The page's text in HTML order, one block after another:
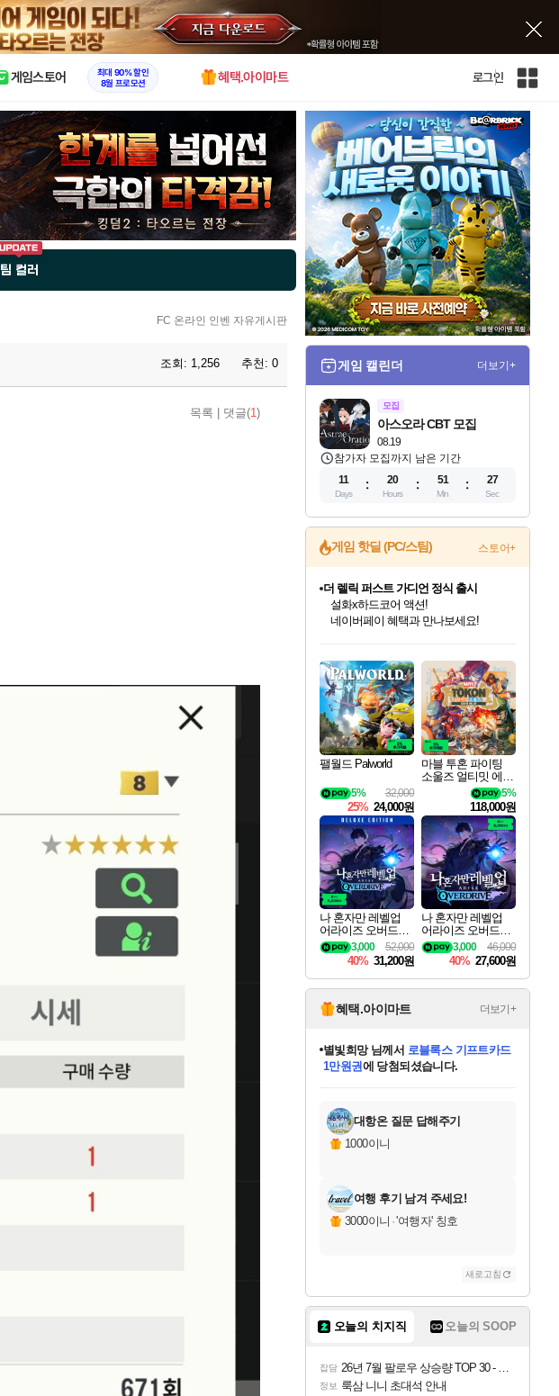
X
게임스토어
최대 90% 할인
8월 프로모션
혜택.아이마트 로그인
인
사
이
트
맵
팀 컬러
FC 온라인 인벤 자유게시판
조회: 1,256 추천: 0
목록 댓글(1)
게임 캘린더 더보기+
모집
08.19
아스오라 CBT 모집
참가자 모집까지 남은 기간
11
Days
20
Hours
51
Min
26
Sec
게임 핫딜 (PC/스팀) 스토어+
최대 90% 할인가를 만나보세요!
네이버혜택과 함께 만나보세요!
50%할인&추가 적립까지!
네이버 포인트 혜택까지!
이니&베니 혜택까지!
네이버 혜택가와 함께 예약하세요!
할인&네이버혜택으로 만나보세요!
더 렐릭 퍼스트 가디언 정식 출시
설화x하드코어 액션!
네이버페이 혜택과 만나보세요!
40주년 프로모션으로 만나보세요!
할인가에 만나보세요!
일부 에디션 상시 할인!
혜택으로 예약 판매 중
편안하게 충전하세요
팰월드 Palworld
32,000
5%
25% 24,000원
마블 투혼 파이팅
소울즈 얼티밋 에디
션 MARVEL Tokon
Fighting Souls Ultima
te Edition
5%
118,000원
나 혼자만 레벨업
어라이즈 오버드라
이브 디럭스 에디션
Solo Leveling Arise
Overdrive Deluxe Edi
tion
52,000
3,000
40% 31,200원
나 혼자만 레벨업
어라이즈 오버드라
이브 Solo Leveling A
rise
46,000
3,000
40% 27,600원
혜택.아이마트 더보기+
교환.
당첨되셨습니다.
당첨되셨습니다.
당첨되셨습니다.
별빛희망님께서 로블록스 기프트카드
1만원권에 당첨되셨습니다.
당첨되셨습니다.
당첨되셨습니다.
당첨되셨습니다.
당첨되셨습니다.
에디션 (스팀코드)를 교환.
당첨되셨습니다.
대항온 질문 답해주기
1000이니
여행 후기 남겨 주세요!
3000이니 ·'여행자' 칭호
새로고침
오늘의 치지직 오늘의 SOOP
잡담 26년 7월 팔로우 상승량 TOP 30 - 월간 치지직
정보 룩삼 니니 초대석 안내